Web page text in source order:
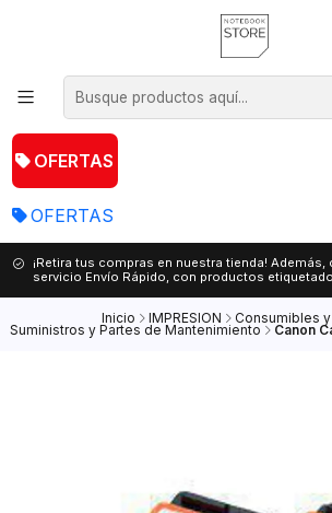
OFERTAS
OFERTAS
¡Retira tus compras en nuestra tienda!
servicio Envío Rápido, con productos
Inicio IMPRESION Consumibles
Suministros y Partes de Mantenimiento Canon